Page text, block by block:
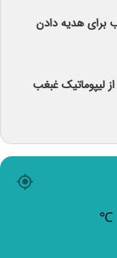
برای هدیه دادن
لیپوماتیک غبغب
℃